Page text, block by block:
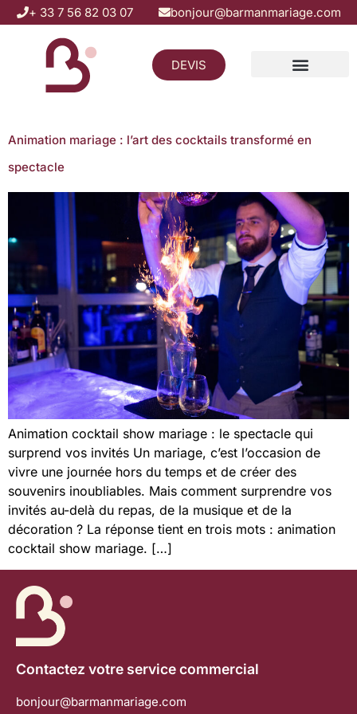
+ 33 7 56 82 03 07 bonjour@barmanmariage.com
DEVIS
Animation mariage : l’art des cocktails transformé en
spectacle
Animation cocktail show mariage : le spectacle qui
surprend vos invités Un mariage, c’est l’occasion de
vivre une journée hors du temps et de créer des
souvenirs inoubliables. Mais comment surprendre vos
invités au-delà du repas, de la musique et de la
décoration ? La réponse tient en trois mots : animation
cocktail show mariage. […]
Contactez votre service commercial
bonjour@barmanmariage.com